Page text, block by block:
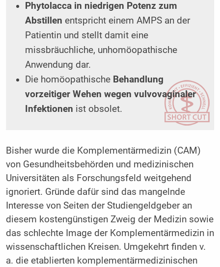
Phytolacca in niedrigen Potenz zum
Abstillen entspricht einem AMPS an der
Patientin und stellt damit eine
missbräuchliche, unhomöopathische
Anwendung dar.
Die homöopathische Behandlung
vorzeitiger Wehen wegen vulvovaginaler
Infektionen ist obsolet.
Bisher wurde die Komplementärmedizin (CAM)
von Gesundheitsbehörden und medizinischen
Universitäten als Forschungsfeld weitgehend
ignoriert. Gründe dafür sind das mangelnde
Interesse von Seiten der Studiengeldgeber an
diesem kostengünstigen Zweig der Medizin sowie
das schlechte Image der Komplementärmedizin in
wissenschaftlichen Kreisen. Umgekehrt finden v.
a. die etablierten komplementärmedizinischen